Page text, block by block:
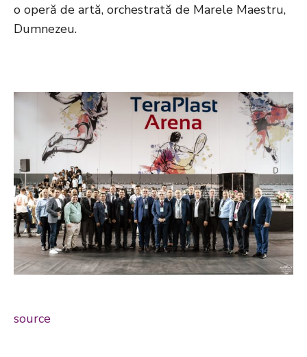
o operă de artă, orchestrată de Marele Maestru,
Dumnezeu.
source